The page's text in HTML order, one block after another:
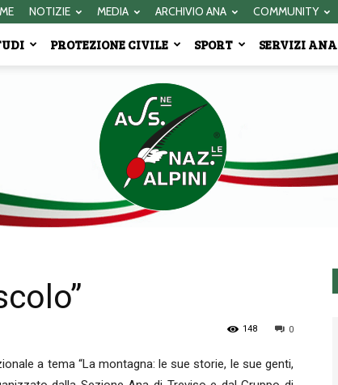
NOTIZIE MEDIA ARCHIVIO ANA COMMUNITY
PROTEZIONE CIVILE SPORT SERVIZI ANA
0
148
a tema “La montagna: le sue storie, le sue genti,